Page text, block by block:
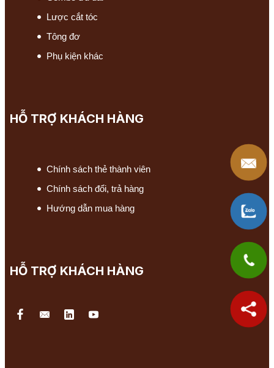
Lược cắt tóc
Tông đơ
Phụ kiện khác
HỖ TRỢ KHÁCH HÀNG
Chính sách thẻ thành viên
Chính sách đổi, trả hàng
Hướng dẫn mua hàng
HỖ TRỢ KHÁCH HÀNG